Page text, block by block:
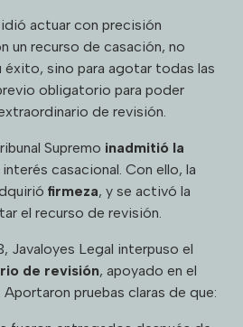
actuar con precisión
un recurso de casación, no
éxito, sino para agotar todas las
obligatorio para poder
de revisión.
Supremo inadmitió la
casacional. Con ello, la
firmeza, y se activó la
el recurso de revisión.
Javaloyes Legal interpuso el
de revisión, apoyado en el
Aportaron pruebas claras de que: